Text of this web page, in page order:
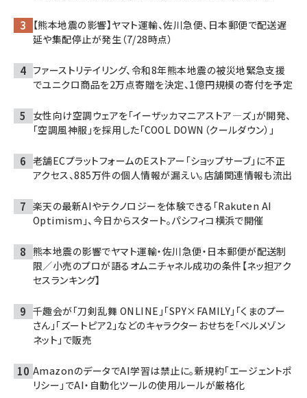
【熊本地震の影響】ヤマト運輸、佐川急便、日本郵便で配送遅
延や集配停止が発生（7/28時点）
ファーストリテイリング、令和8年熊本地震の被災地緊急支援
でユニクロ商品を2万点寄贈を決定、1億円規模の寄付を予定
女性向け空調ウェアを「イーザッカマニアストア―ズ」が開発、
「空調風神服」を採用した「COOL DOWN（クールダウン）」
老舗ECプラットフォームのEストアー「ショップサーブ」に不正
アクセス、885万件の個人情報が漏えい。店舗関連情報も流出
楽天の最新AIやテクノロジーを体験できる「Rakuten AI
Optimism」、今日からスタート。パシフィコ横浜で開催
熊本地震の影響でヤマト運輸・佐川急便・日本郵便が配送制
限／小売のプロが語るオムニチャネル成功の条件【ネッ担アク
セスランキング】
千趣会が「刀剣乱舞 ONLINE」「SPY×FAMILY」「くまのプー
さん」「ズートピア2」などのキャラクターおせちを「ベルメゾン
ネット」で販売
AmazonのデータでAI学習は禁止に。新規約「エージェントポ
リシー」でAI・自動化ツールの使用ルールが厳格化